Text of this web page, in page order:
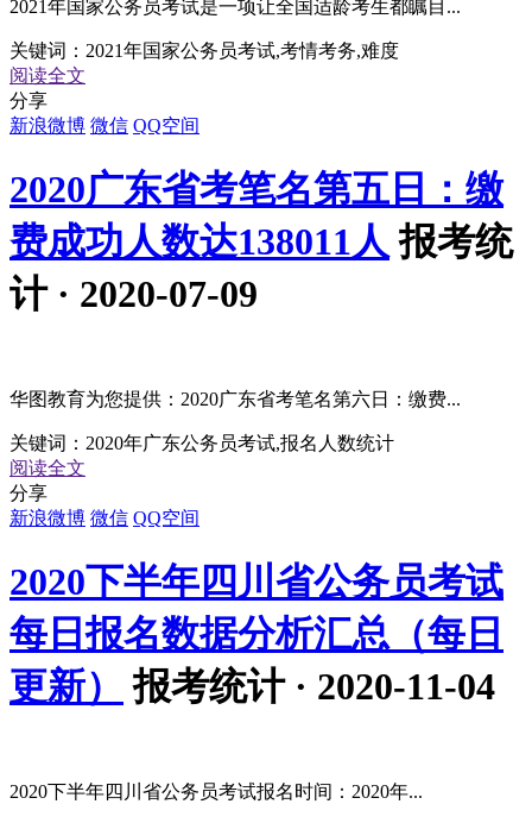
2021年国家公务员考试是一项让全国适龄考生都瞩目...
关键词： 2021年国家公务员考试,考情考务,难度
阅读全文
分享
新浪微博 微信 QQ空间
2020广东省考笔名第五日：缴
费成功人数达138011人 报考统
计 · 2020-07-09
华图教育为您提供：2020广东省考笔名第六日：缴费...
关键词： 2020年广东公务员考试,报名人数统计
阅读全文
分享
新浪微博 微信 QQ空间
2020下半年四川省公务员考试
每日报名数据分析汇总（每日
更新）
报考统计 · 2020-11-04
2020下半年四川省公务员考试报名时间：2020年...